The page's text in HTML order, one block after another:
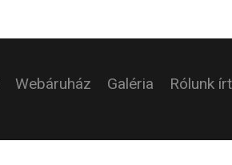
Webáruház Galéria Rólunk